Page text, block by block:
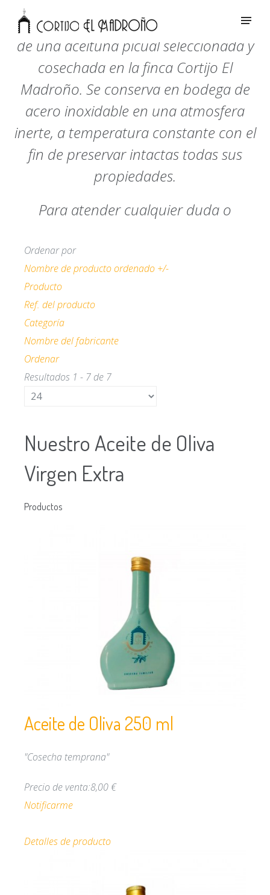
El Aceite de Oliva Virgen Extra procede
de una aceituna picual seleccionada y
cosechada en la finca Cortijo El
Madroño. Se conserva en bodega de
acero inoxidable en una atmosfera
inerte, a temperatura constante con el
fin de preservar intactas todas sus
propiedades.
Para atender cualquier duda o
Móvil:667 762 546
Email:
gutierrezrojasignacio@gmail.com
Ordenar por
Nombre de producto ordenado +/-
Producto
Ref. del producto
Categoría
Nombre del fabricante
Ordenar
Resultados 1 - 7 de 7
Nuestro Aceite de Oliva
Virgen Extra
Productos
Aceite de Oliva 250 ml
"Cosecha temprana"
Precio de venta:8,00 €
Notificarme
Detalles de producto